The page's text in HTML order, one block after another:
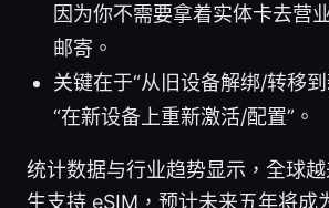
因为你不需要拿着实体卡去营
邮寄。
关键在于“从旧设备解绑/转移
“在新设备上重新激活/配置”。
统计数据与行业趋势显示，全球
生支持 eSIM，预计未来五年将成